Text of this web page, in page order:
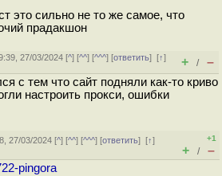
это сильно не то же самое, что
прадакшон
27/03/2024 [^] [^^] [^^^] [ответить][↑]
+ / –
с тем что сайт подняли как-то криво
настроить прокси, ошибки
27/03/2024 [^] [^^] [^^^] [ответить][↑]
+1
+ / –
pingora